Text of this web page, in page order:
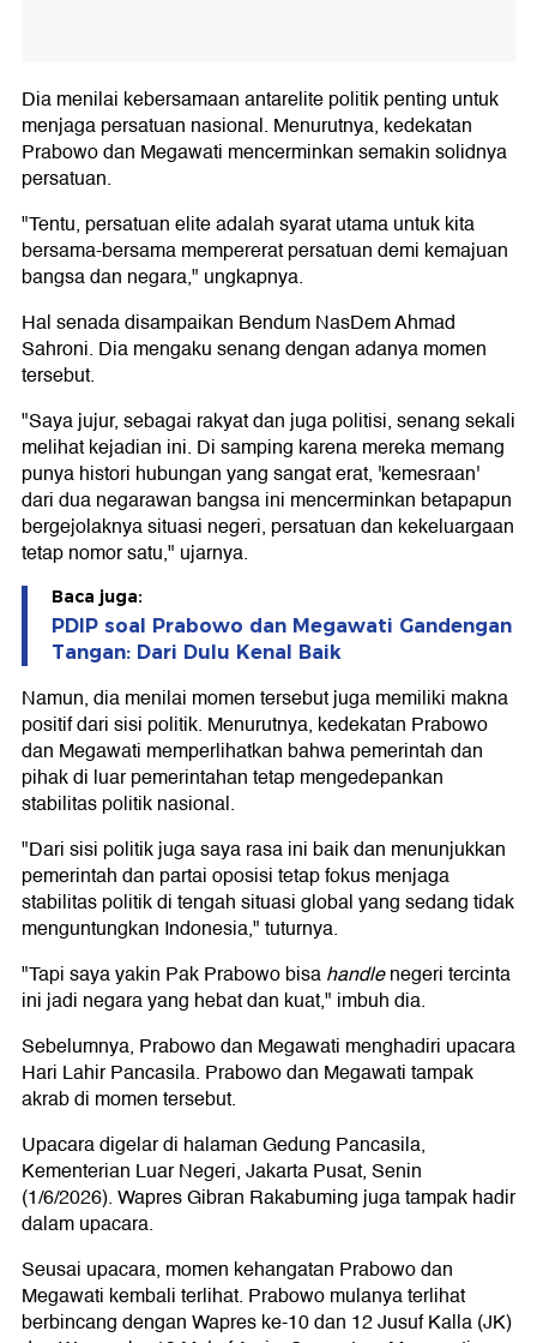
Dia menilai kebersamaan antarelite politik penting untuk
menjaga persatuan nasional. Menurutnya, kedekatan
Prabowo dan Megawati mencerminkan semakin solidnya
persatuan.
"Tentu, persatuan elite adalah syarat utama untuk kita
bersama-bersama mempererat persatuan demi kemajuan
bangsa dan negara," ungkapnya.
Hal senada disampaikan Bendum NasDem Ahmad
Sahroni. Dia mengaku senang dengan adanya momen
tersebut.
"Saya jujur, sebagai rakyat dan juga politisi, senang sekali
melihat kejadian ini. Di samping karena mereka memang
punya histori hubungan yang sangat erat, 'kemesraan'
dari dua negarawan bangsa ini mencerminkan betapapun
bergejolaknya situasi negeri, persatuan dan kekeluargaan
tetap nomor satu," ujarnya.
Baca juga:
PDIP soal Prabowo dan Megawati Gandengan
Tangan: Dari Dulu Kenal Baik
Namun, dia menilai momen tersebut juga memiliki makna
positif dari sisi politik. Menurutnya, kedekatan Prabowo
dan Megawati memperlihatkan bahwa pemerintah dan
pihak di luar pemerintahan tetap mengedepankan
stabilitas politik nasional.
"Dari sisi politik juga saya rasa ini baik dan menunjukkan
pemerintah dan partai oposisi tetap fokus menjaga
stabilitas politik di tengah situasi global yang sedang tidak
menguntungkan Indonesia," tuturnya.
"Tapi saya yakin Pak Prabowo bisahandlenegeri tercinta
ini jadi negara yang hebat dan kuat," imbuh dia.
Sebelumnya, Prabowo dan Megawati menghadiri upacara
Hari Lahir Pancasila. Prabowo dan Megawati tampak
akrab di momen tersebut.
Upacara digelar di halaman Gedung Pancasila,
Kementerian Luar Negeri, Jakarta Pusat, Senin
(1/6/2026). Wapres Gibran Rakabuming juga tampak hadir
dalam upacara.
Seusai upacara, momen kehangatan Prabowo dan
Megawati kembali terlihat. Prabowo mulanya terlihat
berbincang dengan Wapres ke-10 dan 12 Jusuf Kalla (JK)